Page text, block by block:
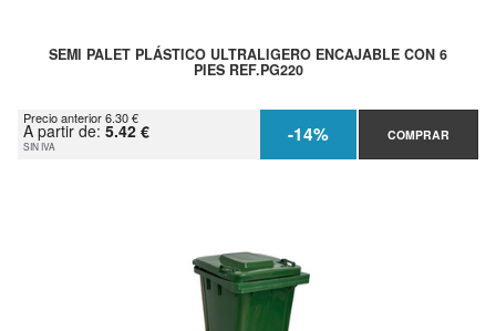
SEMI PALET PLÁSTICO ULTRALIGERO ENCAJABLE CON 6
PIES REF.PG220
Precio anterior 6.30 €
A partir de: 5.42 €
SIN IVA -14% COMPRAR